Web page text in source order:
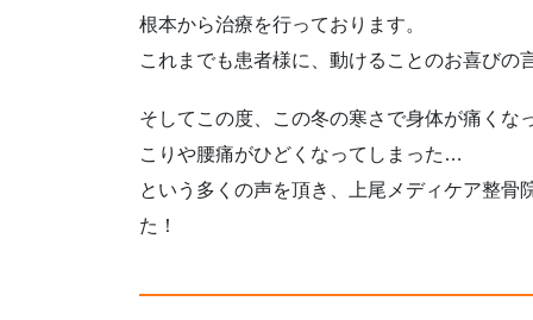
根本から治療を行っております。
これまでも患者様に、動けることのお喜びの
そしてこの度、この冬の寒さで身体が痛くな
こりや腰痛がひどくなってしまった…
という多くの声を頂き、上尾メディケア整
た！